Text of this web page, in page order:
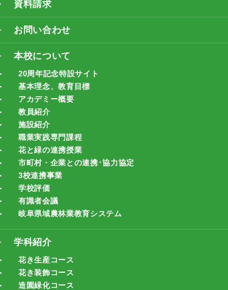
資料請求
お問い合わせ
本校について
20周年記念特設サイト
基本理念、教育目標
アカデミー概要
教員紹介
施設紹介
職業実践専門課程
花と緑の連携授業
市町村・企業との連携･協力協定
3校連携事業
学校評価
有識者会議
岐阜県域農林業教育システム
学科紹介
花き生産コース
花き装飾コース
造園緑化コース